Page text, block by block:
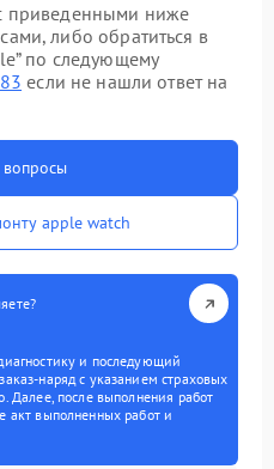
приведенными ниже
либо обратиться в
по следующему
если не нашли ответ на
apple watch
и последующий
наряд с указанием страховых
Далее, после выполнения работ
акт выполненных работ и